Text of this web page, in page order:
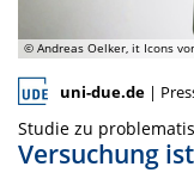
© Andreas Oelker, it Icons
uni-due.de |
Studie zu
Versuchung